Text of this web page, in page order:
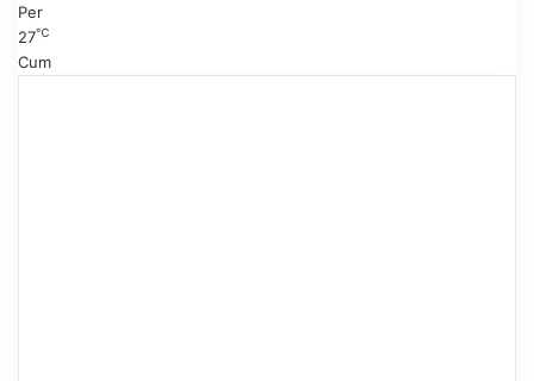
Per
27℃
Cum